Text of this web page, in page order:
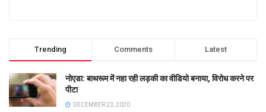
Trending Comments Latest
नोएडा: बाथरूम में नहा रही लड़की का वीडियो बनाया, विरोध करने पर
पीटा
DECEMBER 23, 2020